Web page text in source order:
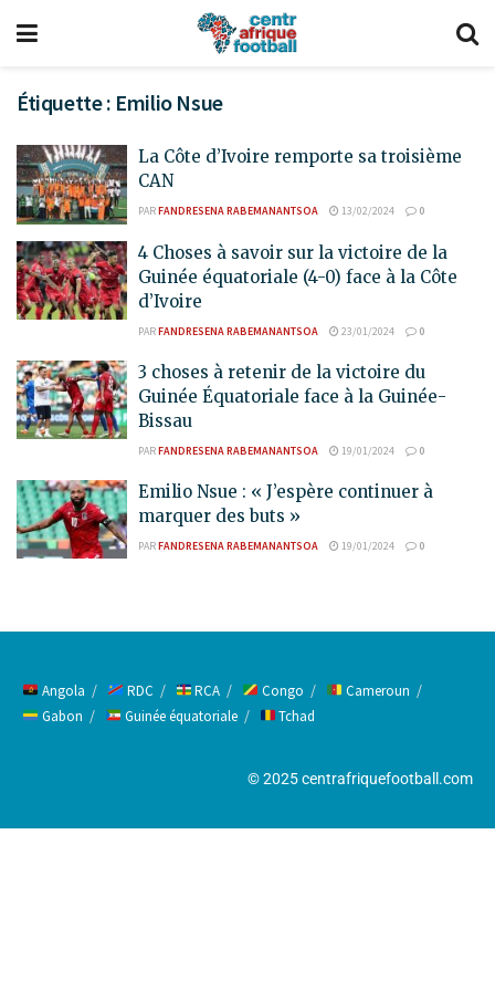
Étiquette : Emilio Nsue
La Côte d’Ivoire remporte sa troisième
CAN
PARFANDRESENA RABEMANANTSOA 13/02/2024 0
4 Choses à savoir sur la victoire de la
Guinée équatoriale (4-0) face à la Côte
d’Ivoire
PARFANDRESENA RABEMANANTSOA 23/01/2024 0
3 choses à retenir de la victoire du
Guinée Équatoriale face à la Guinée-
Bissau
PARFANDRESENA RABEMANANTSOA 19/01/2024 0
Emilio Nsue : « J’espère continuer à
marquer des buts »
PARFANDRESENA RABEMANANTSOA 19/01/2024 0
Angola RDC RCA Congo
Cameroun
Gabon
Guinée équatoriale Tchad
© 2025 centrafriquefootball.com